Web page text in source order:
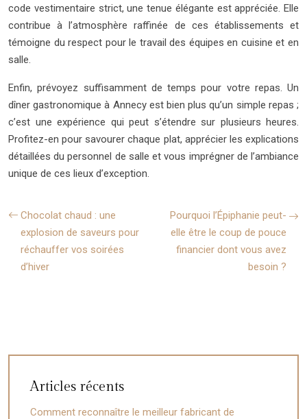
code vestimentaire strict, une tenue élégante est appréciée. Elle
contribue à l’atmosphère raffinée de ces établissements et
témoigne du respect pour le travail des équipes en cuisine et en
salle.
Enfin, prévoyez suffisamment de temps pour votre repas. Un
dîner gastronomique à Annecy est bien plus qu’un simple repas ;
c’est une expérience qui peut s’étendre sur plusieurs heures.
Profitez-en pour savourer chaque plat, apprécier les explications
détaillées du personnel de salle et vous imprégner de l’ambiance
unique de ces lieux d’exception.
Chocolat chaud : une
explosion de saveurs pour
réchauffer vos soirées
d’hiver
Pourquoi l’Épiphanie peut-
elle être le coup de pouce
financier dont vous avez
besoin ?
Articles récents
Comment reconnaître le meilleur fabricant de